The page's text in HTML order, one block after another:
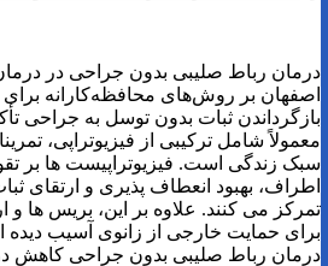
درمان رباط صلیبی بدون جراحی در
اصفهان بر روش‌های محافظه‌کارانه برای
بازگرداندن ثبات بدون توسل به جراحی
معمولاً شامل ترکیبی از فیزیوتراپی،
سبک زندگی است. فیزیوتراپیست ها بر
اطراف، بهبود انعطاف پذیری و ارتقای
تمرکز می کنند. علاوه بر این، بریس ها
برای حمایت خارجی از زانوی آسیب دیده
درمان رباط صلیبی بدون جراحی کاهش